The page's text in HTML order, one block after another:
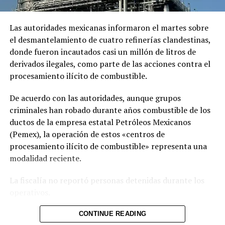
tres aviones de transporte para sacar al aviador y a sus
rescatistas de Irán.
El ejército iraní afirmó el domingo que la operación
estadounidense para rescatar al aviador había utilizado
de Isfahán.
Ebrahim Zolfaghari, portavoz del mando central de las
fuerzas armadas iraníes, declaró que dos aviones de
transporte militar estadounidenses C-130 y dos
helicópteros Black Hawk fueron destruidos.
Según informes, la CIA difundió una campaña de
estadounidenses estaban sacando al aviador del país por
Las autoridades mexicanas informaron el martes sobre
el desmantelamiento de cuatro refinerías clandestinas,
donde fueron incautados casi un millón de litros de
derivados ilegales, como parte de las acciones contra el
procesamiento ilícito de combustible.
De acuerdo con las autoridades, aunque grupos
criminales han robado durante años combustible de los
ductos de la empresa estatal Petróleos Mexicanos
(Pemex), la operación de estos «centros de
procesamiento ilícito de combustible» representa una
modalidad reciente.
La fiscalía no reportó personas detenidas durante los
Las plantas clandestinas fueron localizadas en los
CONTINUE READING